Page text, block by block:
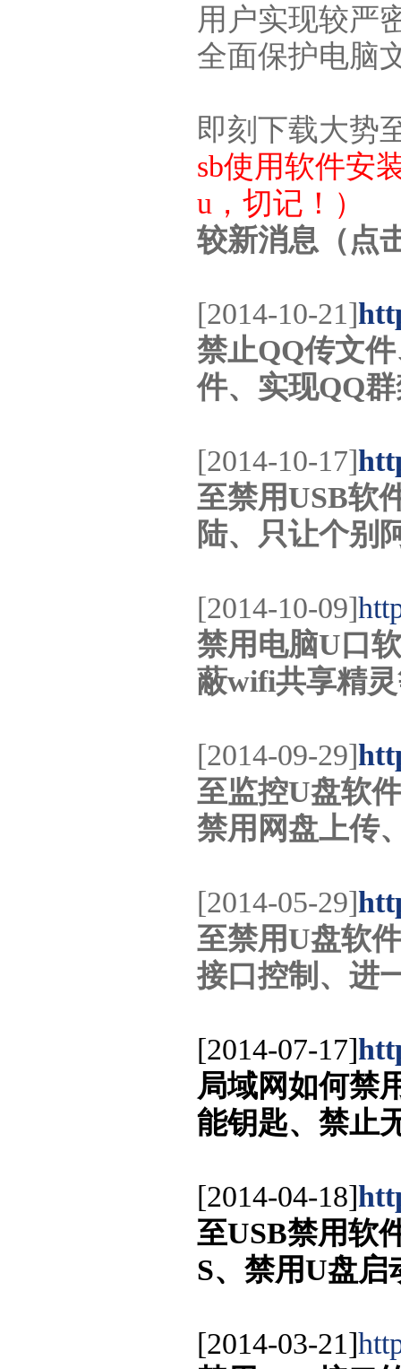
用户实现较严
全面保护电脑
即刻下载大势
sb使用软件安
u，切记！）
较新消息（点
[2014-10-21]
禁止QQ传文
件、实现QQ
[2014-10-17]
至禁用USB软
陆、只让个别
[2014-10-09]
禁用电脑U口
蔽wifi共享精
[2014-09-29]
至监控U盘软
禁用网盘上传
[2014-05-29]
至禁用U盘软
接口控制、进
[2014-07-17]
局域网如何禁
能钥匙、禁止
[2014-04-18]
至USB禁用软
S、禁用U盘
[2014-03-21]